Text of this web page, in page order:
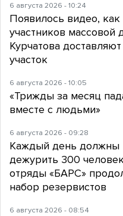
6 августа 2026 - 10:24
Появилось видео, как
участников массовой
Курчатова
участок
6 августа 2026 - 10:05
«Трижды за месяц
вместе с людьми»
6 августа 2026 - 09:28
Каждый день должны
дежурить 300
отряды «БАРС»
набор резервистов
6 августа 2026 - 08:54